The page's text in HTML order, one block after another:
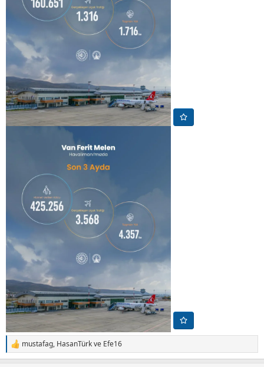
T
e
mustafag, HasanTürkve Efe16